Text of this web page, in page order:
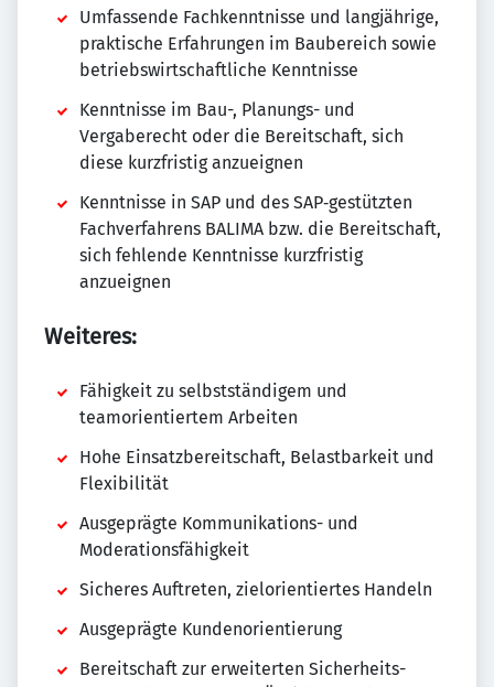
Umfassende Fachkenntnisse und langjährige,
praktische Erfahrungen im Baubereich sowie
betriebswirtschaftliche Kenntnisse
Kenntnisse im Bau-, Planungs- und
Vergaberecht oder die Bereitschaft, sich
diese kurzfristig anzueignen
Kenntnisse in SAP und des SAP‑gestützten
Fachverfahrens BALIMA bzw. die Bereitschaft,
sich fehlende Kenntnisse kurzfristig
anzueignen
Weiteres:
Fähigkeit zu selbstständigem und
teamorientiertem Arbeiten
Hohe Einsatzbereitschaft, Belastbarkeit und
Flexibilität
Ausgeprägte Kommunikations- und
Moderations­fähigkeit
Sicheres Auftreten, zielorientiertes Handeln
Ausgeprägte Kunden­orientierung
Bereitschaft zur erweiterten Sicherheits­